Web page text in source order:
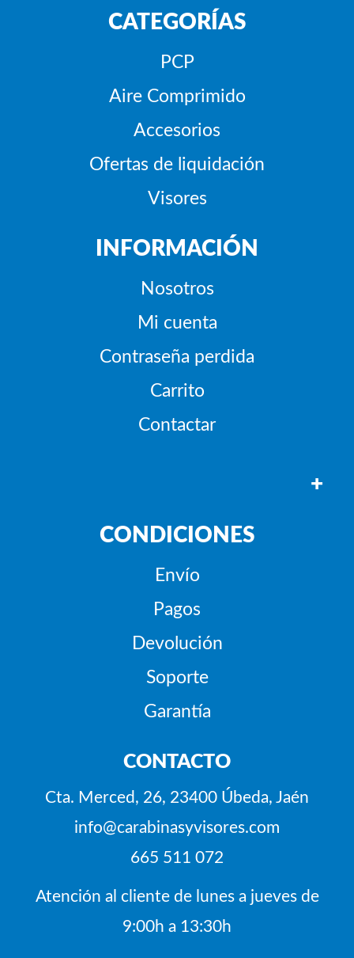
CATEGORÍAS
PCP
Aire Comprimido
Accesorios
Ofertas de liquidación
Visores
INFORMACIÓN
Nosotros
Mi cuenta
Contraseña perdida
Carrito
Contactar
+
CONDICIONES
Envío
Pagos
Devolución
Soporte
Garantía
CONTACTO
Cta. Merced, 26, 23400 Úbeda, Jaén
info@carabinasyvisores.com
665 511 072
Atención al cliente de lunes a jueves de
9:00h a 13:30h